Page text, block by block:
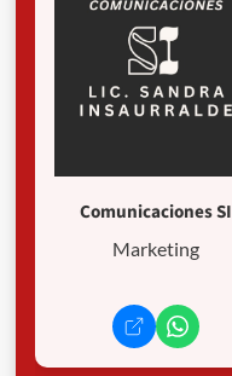
Comunicaciones SI
Marketing